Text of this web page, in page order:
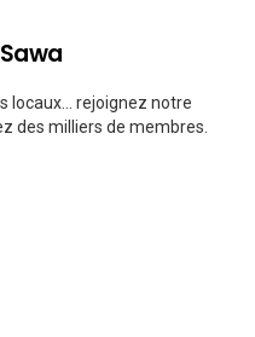
locaux... rejoignez notre
des milliers de membres.